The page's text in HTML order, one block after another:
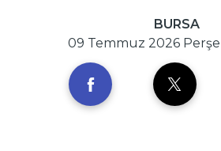
BURSA
09 Temmuz 2026